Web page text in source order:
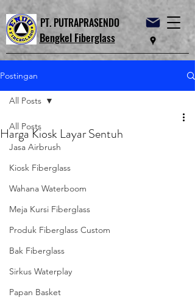
PT. PUTRAPRASENDO
Bengkel Fiberglass
Postingan
All Posts
Jasa Airbrush
Kiosk Fiberglass
Wahana Waterboom
Meja Kursi Fiberglass
Produk Fiberglass Custom
Bak Fiberglass
Sirkus Waterplay
Papan Basket
All Posts
Harga Kiosk Layar Sentuh